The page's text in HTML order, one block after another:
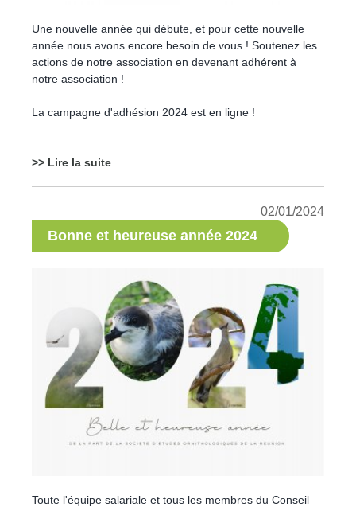
Une nouvelle année qui débute, et pour cette nouvelle
année nous avons encore besoin de vous ! Soutenez les
actions de notre association en devenant adhérent à
notre association !
La campagne d'adhésion 2024 est en ligne !
>> Lire la suite
02/01/2024
Bonne et heureuse année 2024
Toute l'équipe salariale et tous les membres du Conseil